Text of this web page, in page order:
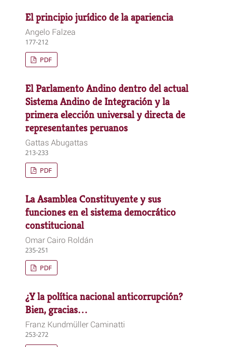
El principio jurídico de la apariencia
Angelo Falzea
177-212
PDF
El Parlamento Andino dentro del actual
Sistema Andino de Integración y la
primera elección universal y directa de
representantes peruanos
Gattas Abugattas
213-233
PDF
La Asamblea Constituyente y sus
funciones en el sistema democrático
constitucional
Omar Cairo Roldán
235-251
PDF
¿Y la política nacional anticorrupción?
Bien, gracias…
Franz Kundmüller Caminatti
253-272